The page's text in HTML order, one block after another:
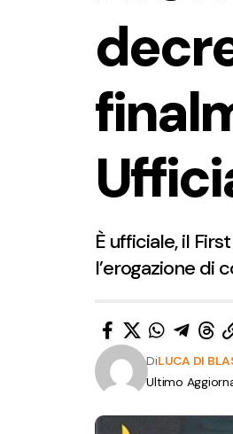
È ufficiale, il
l’erogazione di
Ultimo
DiLUCA DI